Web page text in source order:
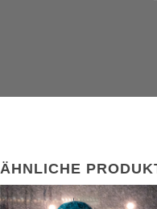
ÄHNLICHE